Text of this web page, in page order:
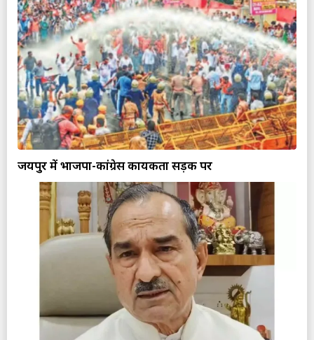
जयपुर में भाजपा-कांग्रेस कार्यकर्ता सड़क पर